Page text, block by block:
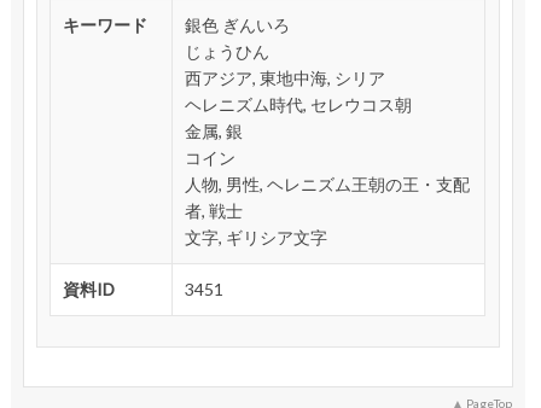
キーワード
銀色 ぎんいろ
じょうひん
西アジア, 東地中海, シリア
ヘレニズム時代, セレウコス朝
金属, 銀
コイン
人物, 男性, ヘレニズム王朝の王・支配
者, 戦士
文字, ギリシア文字
資料ID 3451
PageTop